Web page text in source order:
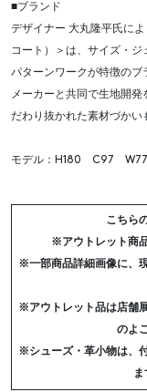
■ブランド
デザイナー 大丸隆平氏に
コート）＞は、サイズ・
パターンワークが特徴のブ
メーカーと共同で生地開
だわり抜かれた素材づかい
モデル：H180 C97
こちら
※アウトレット商
※一部商品詳細画像に、
※アウトレット品は店舗
のよ
※シューズ・革小物は、